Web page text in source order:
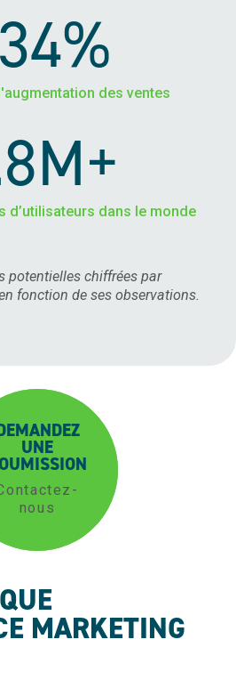
des ventes
d’utilisateurs dans le monde
potentielles chiffrées par
fonction de ses observations.
UNE
nous
MARKETING